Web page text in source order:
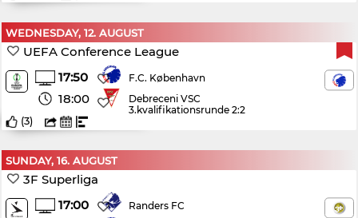
WEDNESDAY, 12. AUGUST
UEFA Conference League
17:50
18:00
F.C. København
Debreceni VSC
3.kvalifikationsrunde 2:2
(3)
SUNDAY, 16. AUGUST
3F Superliga
17:00
Randers FC